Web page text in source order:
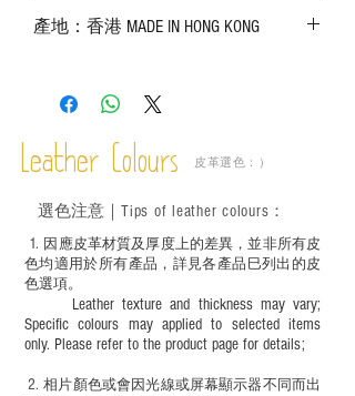
實物為準；
－ 植鞣皮革容易受環境、使用程度等產生
成後定期在皮面塗上皮革專用清潔劑及貂
鼠油等；
適合六歲以下兒童使用；六至十二歲兒童
必須由成年人陪同下使用並應小心處理。
產地：香港 MADE IN HONG KONG
Leather Colours 皮革選色：）
1. ​ 因應皮革材質及厚度上的差異，並非所有皮
色均適用於所有產品，詳見各產品巳列出的皮
色選項。
Leather texture and thickness may vary;
Specific colours may applied to selected items
only. Please refer to the product page for details;
​2.相片顏色或會因光線或屏幕顯示器不同而出
選色注意｜ Tips of leather colours ：